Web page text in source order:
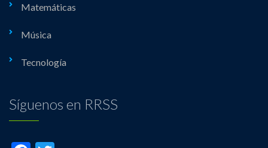
Matemáticas
Música
Tecnología
Síguenos en RRSS